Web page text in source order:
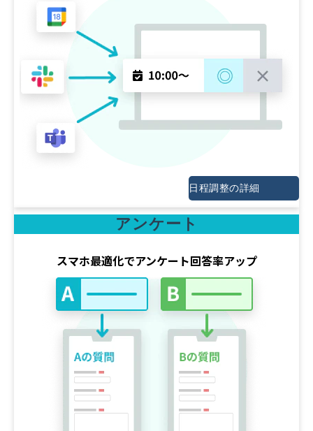
日程調整の詳細
アンケート
スマホ最適化でアンケート回答率アップ